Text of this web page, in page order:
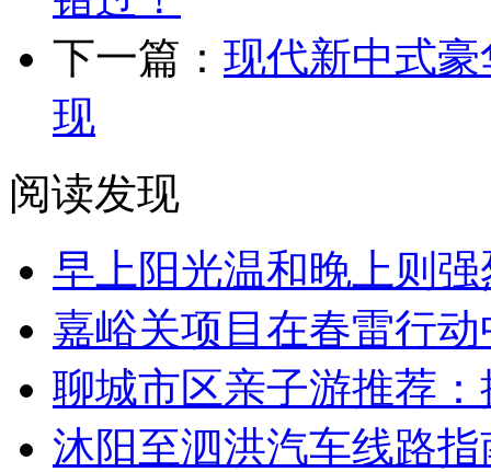
下一篇： 现代新中式
现
阅读发现
早上阳光温和晚上则强
嘉峪关项目在春雷行
聊城市区亲子游推荐
沐阳至泗洪汽车线路指